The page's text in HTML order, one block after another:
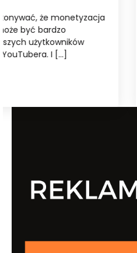
Kluczem do sukcesu w
afiliacyjnych online jest
marek do współpracy,
ZARABIAJ NA
chcesz zarabiać […]